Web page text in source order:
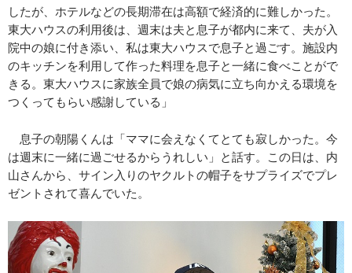
したが、ホテルなどの長期滞在は高額で経済的に難しかった。
東大ハウスの利用後は、週末は夫と息子が都内に来て、夫が入
院中の娘に付き添い、私は東大ハウスで息子と過ごす。施設内
のキッチンを利用して作った料理を息子と一緒に食べことがで
きる。東大ハウスに家族全員で娘の病気に立ち向かえる環境を
つくってもらい感謝している」
息子の朝陽くんは「ママに会えなくてとても寂しかった。今
は週末に一緒に過ごせるからうれしい」と話す。この日は、内
山さんから、サイン入りのヤクルトの帽子をサプライズでプレ
ゼントされて喜んでいた。